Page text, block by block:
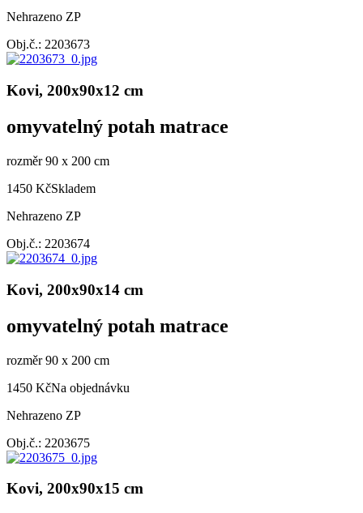
Nehrazeno ZP
Obj.č.: 2203673
Kovi, 200x90x12 cm
omyvatelný potah matrace
rozměr 90 x 200 cm
1450 KčSkladem
Nehrazeno ZP
Obj.č.: 2203674
Kovi, 200x90x14 cm
omyvatelný potah matrace
rozměr 90 x 200 cm
1450 KčNa objednávku
Nehrazeno ZP
Obj.č.: 2203675
Kovi, 200x90x15 cm